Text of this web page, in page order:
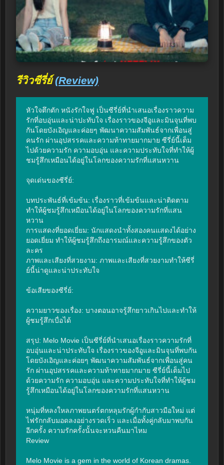
รีวิวซีรี่ย์(Review)
หัวใจตึกตัก หนังรักใจฟู เป็นซีรี่ย์ที่นำเสนอเรื่องราวความ
รักที่อบอุ่นและน่าปะทับใจ เรื่องราวของจีอูและมินจุนที่พบ
กันโดยบังเอิญและค่อยๆ พัฒนาความสัมพันธ์จากเพื่อนสู่
คนรัก ผ่านอุปสรรคและความท้าทายมากมาย ซีรี่ย์นี้เต็ม
ไปด้วยความรัก ความอบอุ่น และความประทับใจที่ทำให้ผู้
ชมรู้สึกเหมือนได้อยู่ในโลกของความรักที่แสนหวาน
จุดเด่นของซีรี่ย์:
บทประพันธ์ที่เข้มข้น: เรื่องราวที่เข้มข้นและน่าติดตาม
ทำให้ผู้ชมรู้สึกเหมือนได้อยู่ในโลกของความรักที่แสน
หวาน
การแสดงที่ยอดเยี่ยม: นักแสดงนำทั้งสองคนแสดงได้อย่าง
ยอดเยี่ยม ทำให้ผู้ชมรู้สึกถึงอารมณ์และความรู้สึกของตัว
ละคร
ภาพและเสียงที่สวยงาม: ภาพและเสียงที่สวยงามทำให้ซีรี่
ย์นี้น่าดูและน่าประทับใจ
ข้อเสียของซีรี่ย์:
ความยาวของเรื่อง: บางตอนอาจรู้สึกยาวเกินไปและทำให้
ผู้ชมรู้สึกเบื่อได้
สรุป: Melo Movie เป็นซีรี่ย์ที่นำเสนอเรื่องราวความรักที่
อบอุ่นและน่าประทับใจ เรื่องราวของจีอูและมินจุนที่พบกัน
โดยบังเอิญและค่อยๆ พัฒนาความสัมพันธ์จากเพื่อนสู่คน
รัก ผ่านอุปสรรคและความท้าทายมากมาย ซีรี่ย์นี้เต็มไป
ด้วยความรัก ความอบอุ่น และความประทับใจที่ทำให้ผู้ชม
รู้สึกเหมือนได้อยู่ในโลกของความรักที่แสนหวาน
หนุ่มที่หลงใหลภาพยนตร์ตกหลุมรักผู้กำกับสาวมือใหม่ แต่
ไฟรักกลับมอดลงอย่างรวดเร็ว และเมื่อทั้งคู่กลับมาพบกัน
อีกครั้ง ความรักครั้งนั้นจะหวนคืนมาไหม
Review
Melo Movie is a gem in the world of Korean dramas.